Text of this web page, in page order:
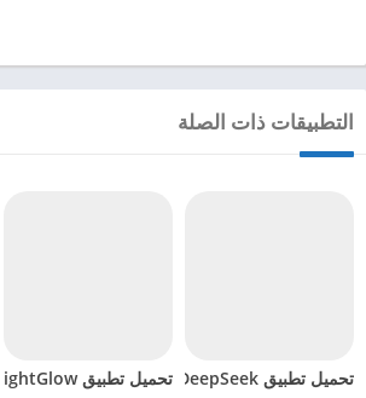
التطبيقات ذات الصلة
تحميل تطبيق DeepSeek مهكر للاندرويد 2025 تحميل تطبيق BrightGlow مهكر للاندرويد 2024